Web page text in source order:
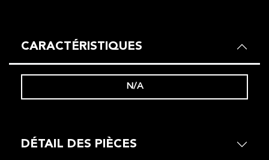
CARACTÉRISTIQUES
N/A
DÉTAIL DES PIÈCES